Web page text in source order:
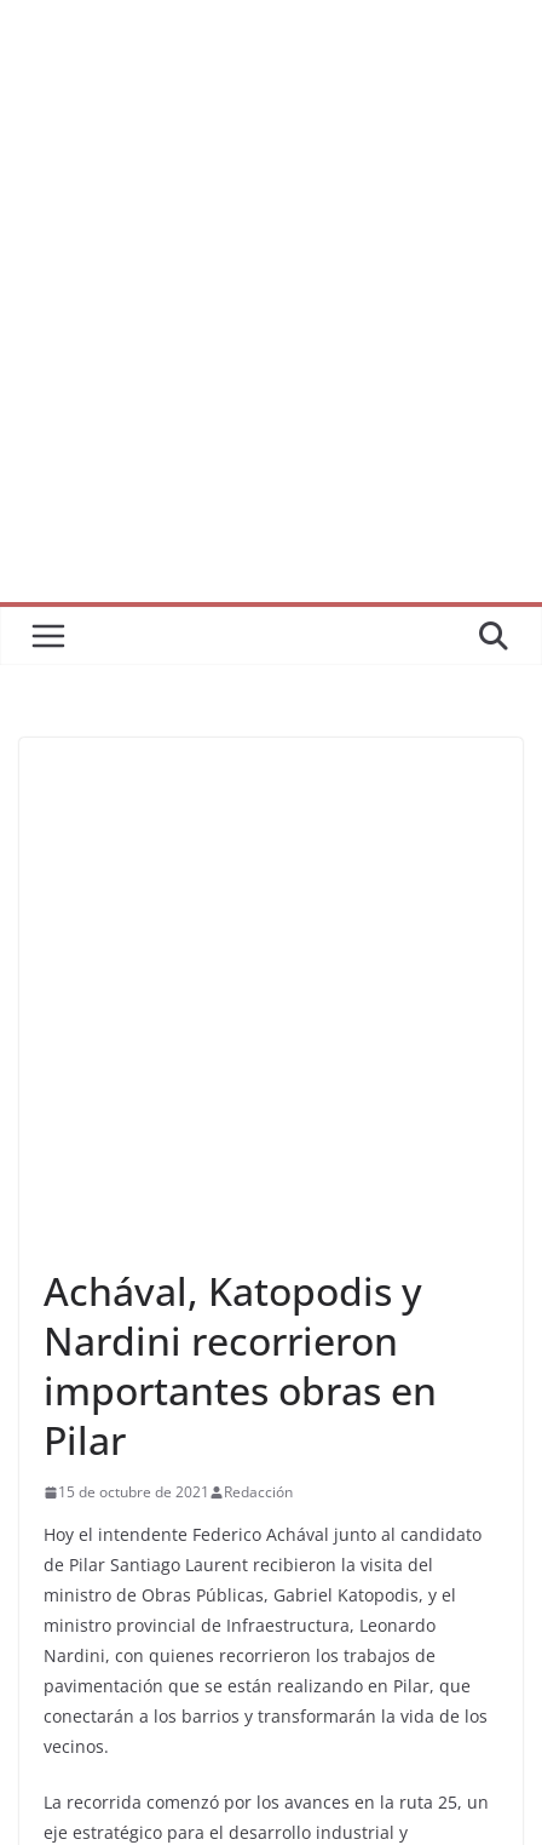
Achával, Katopodis y
Nardini recorrieron
importantes obras en
Pilar
15 de octubre de 2021 Redacción
Hoy el intendente Federico Achával junto al candidato
de Pilar Santiago Laurent recibieron la visita del
ministro de Obras Públicas, Gabriel Katopodis, y el
ministro provincial de Infraestructura, Leonardo
Nardini, con quienes recorrieron los trabajos de
pavimentación que se están realizando en Pilar, que
conectarán a los barrios y transformarán la vida de los
vecinos.
La recorrida comenzó por los avances en la ruta 25, un
eje estratégico para el desarrollo industrial y